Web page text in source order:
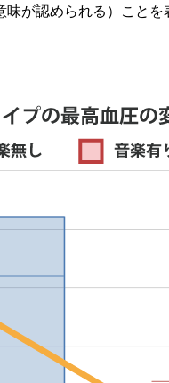
が認められる）ことを